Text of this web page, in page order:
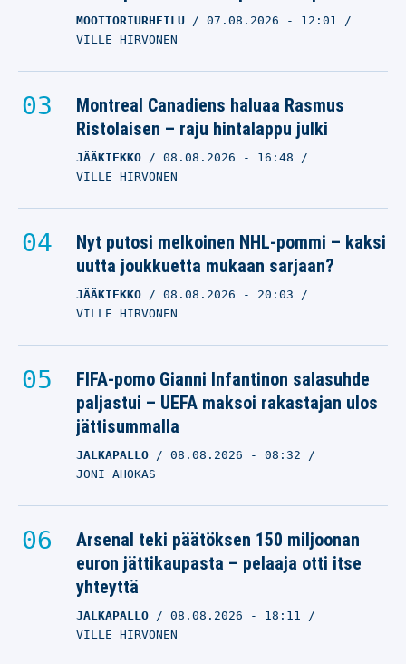
TONI KERÄNEN
Keihästähti Lassi
Etelätalo pahasti
hukassa – ”Ei ollut hyvä
TONI KERÄNEN
LASSE HONKANEN
Toni Keränen voitti kultaa
TONI KERÄNEN
OTTO PALOJÄRVI
MOOTTORIURHEILU 07.08.2026 - 12:01
VILLE HIRVONEN
Montreal Canadiens haluaa Rasmus
Ristolaisen – raju hintalappu julki
JÄÄKIEKKO 08.08.2026 - 16:48
VILLE HIRVONEN
Nyt putosi melkoinen NHL-pommi – kaksi
uutta joukkuetta mukaan sarjaan?
JÄÄKIEKKO 08.08.2026 - 20:03
VILLE HIRVONEN
FIFA-pomo Gianni Infantinon salasuhde
paljastui – UEFA maksoi rakastajan ulos
jättisummalla
JALKAPALLO 08.08.2026 - 08:32
JONI AHOKAS
Arsenal teki päätöksen 150 miljoonan
euron jättikaupasta – pelaaja otti itse
yhteyttä
JALKAPALLO 08.08.2026 - 18:11
VILLE HIRVONEN